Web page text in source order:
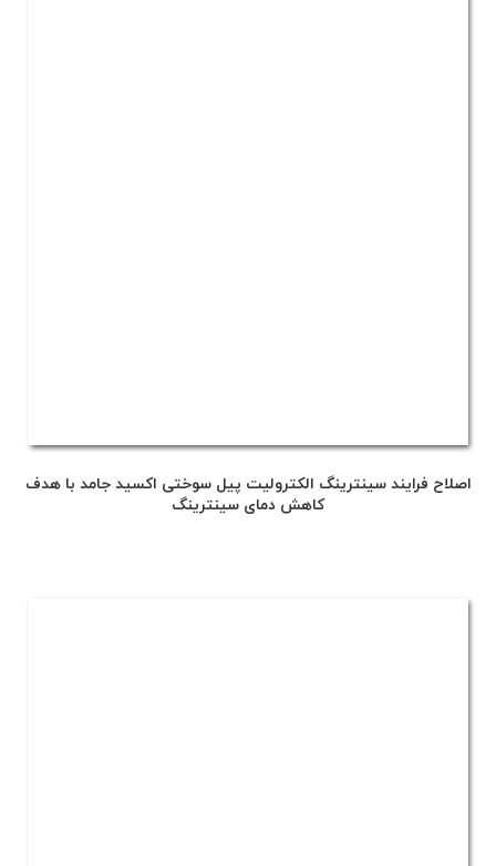
اصلاح فرایند سینترینگ الکترولیت پیل سوختی اکسید جامد با هدف
کاهش دمای سینترینگ